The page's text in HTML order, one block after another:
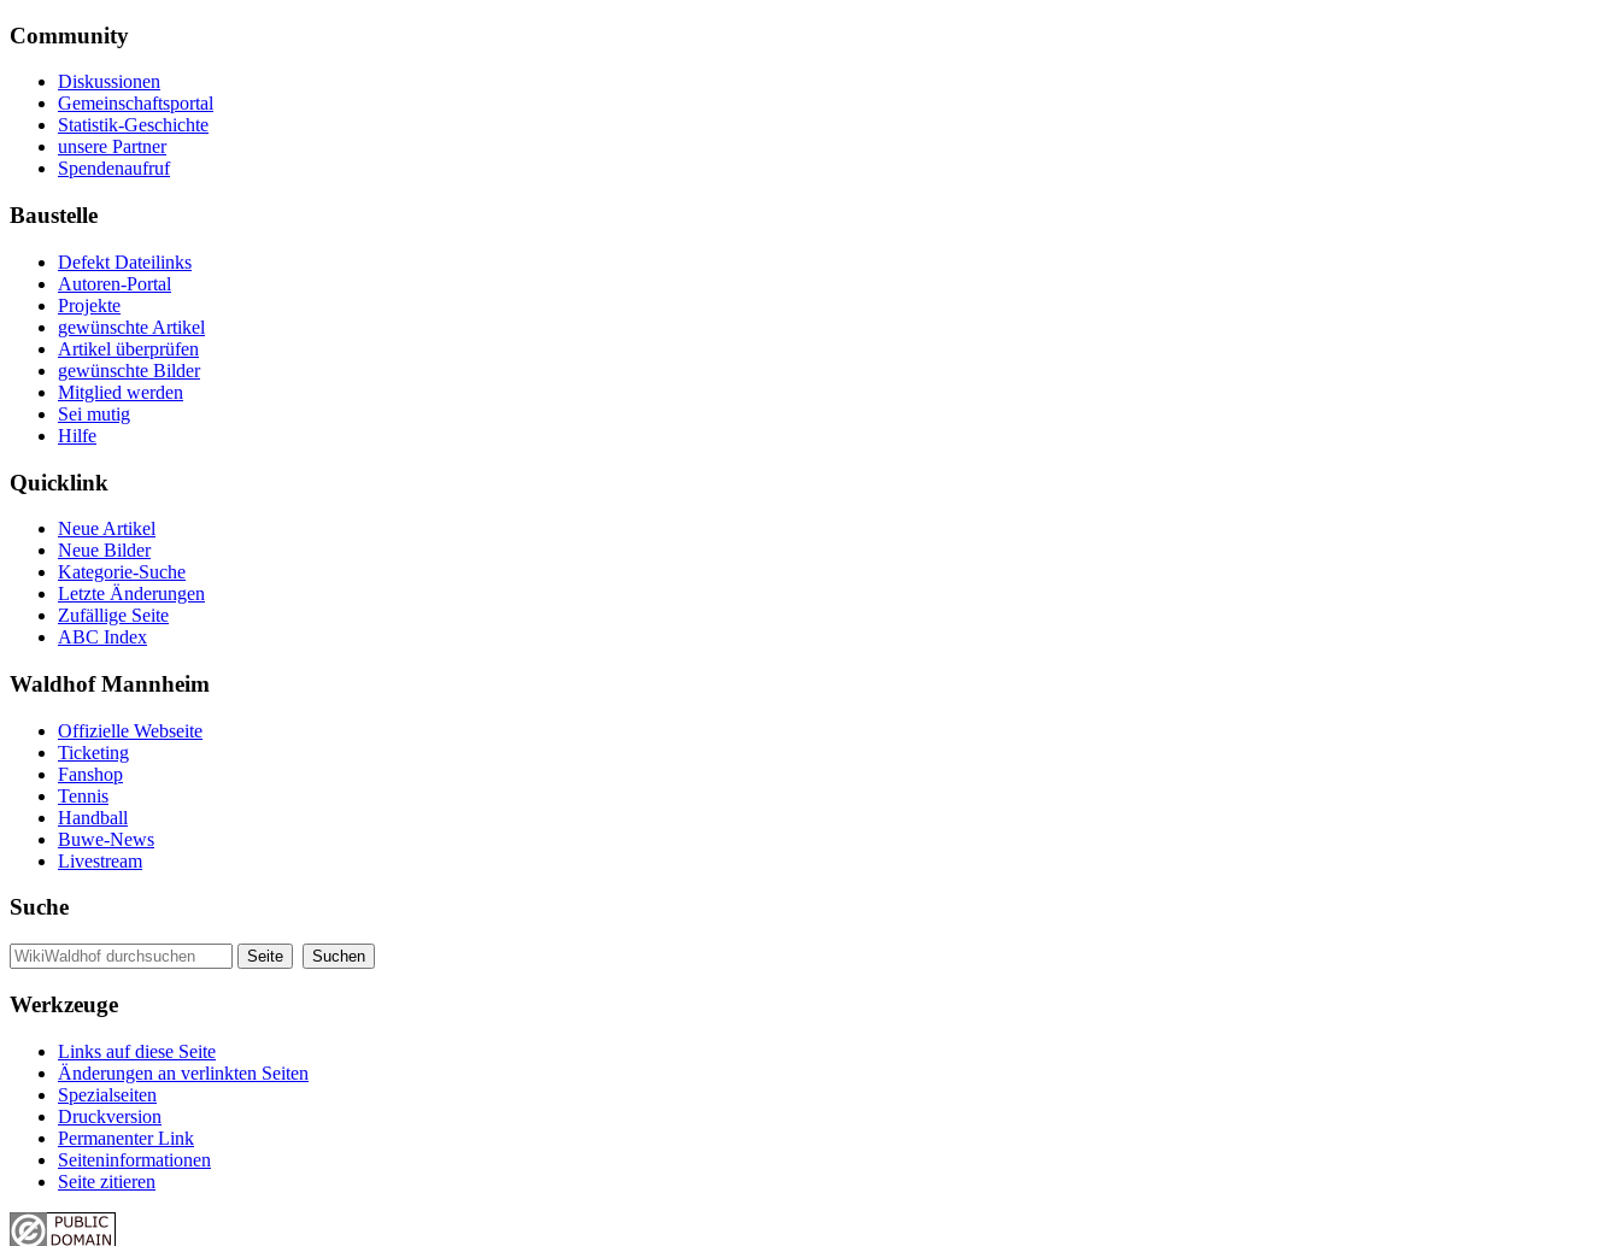
Community
Diskussionen
Gemeinschaftsportal
Statistik-Geschichte
unsere Partner
Spendenaufruf
Baustelle
Defekt Dateilinks
Autoren-Portal
Projekte
gewünschte Artikel
Artikel überprüfen
gewünschte Bilder
Mitglied werden
Sei mutig
Hilfe
Quicklink
Neue Artikel
Neue Bilder
Kategorie-Suche
Letzte Änderungen
Zufällige Seite
ABC Index
Waldhof Mannheim
Offizielle Webseite
Ticketing
Fanshop
Tennis
Handball
Buwe-News
Livestream
Suche
Werkzeuge
Links auf diese Seite
Änderungen an verlinkten Seiten
Spezialseiten
Druckversion
Permanenter Link
Seiten­informationen
Seite zitieren